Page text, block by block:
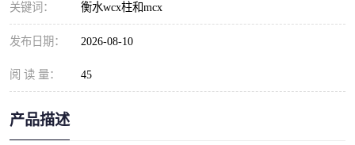
关键词： 衡水wcx柱和mcx
发布日期： 2026-08-10
阅 读 量： 45
产品描述